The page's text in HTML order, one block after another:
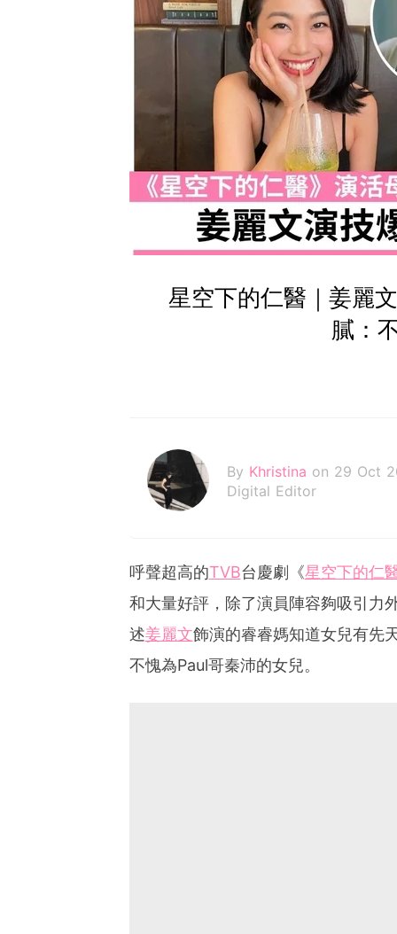
星空下的仁醫｜姜麗
膩：
By Khristina on 29 Oct
Digital Editor
呼聲超高的TVB台慶劇《星空下的仁
和大量好評，除了演員陣容夠吸引力
述姜麗文飾演的睿睿媽知道女兒有先
不愧為Paul哥秦沛的女兒。